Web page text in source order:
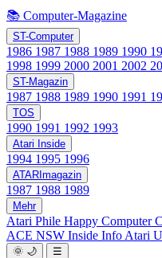
📚 Computer-Magazine
ST-Computer
1986 1987 1988 1989 1990
1998 1999 2000 2001 2002
ST-Magazin
1987 1988 1989 1990 1991
TOS
1990 1991 1992 1993
Atari Inside
1994 1995 1996
ATARImagazin
1987 1988 1989
Mehr
Atari Phile Happy Computer
ACE NSW Inside Info Atari
🌞 🌙
☰